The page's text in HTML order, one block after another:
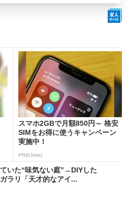
スマホ2GBで月額850円～ 格安
SIMをお得に使うキャンペーン
実施中！
PR(IIJmio)
いた“味気ない庭”→DIYした
リ「天才的なアイ...